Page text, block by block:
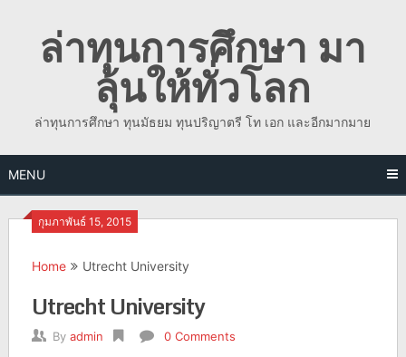
contentล่าทุนการศึกษา มา
ลุ้นให้ทั่วโลก
ล่าทุนการศึกษา ทุนมัธยม ทุนปริญาตรี โท เอก และอีกมากมาย
MENU
กุมภาพันธ์ 15, 2015
Home Utrecht University
Utrecht University
By admin 0 Comments